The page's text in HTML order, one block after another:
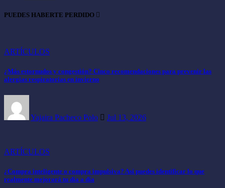
PUEDES HABERTE PERDIDO
ARTÍCULOS
¿Más estornudos y congestión? Cinco recomendaciones para prevenir las
alergias respiratorias en invierno
Yajaira Pacheco Polo Jul 13, 2026
ARTÍCULOS
¿Compra inteligente o compra impulsiva? Así puedes identificar lo que
realmente mejorará tu día a día